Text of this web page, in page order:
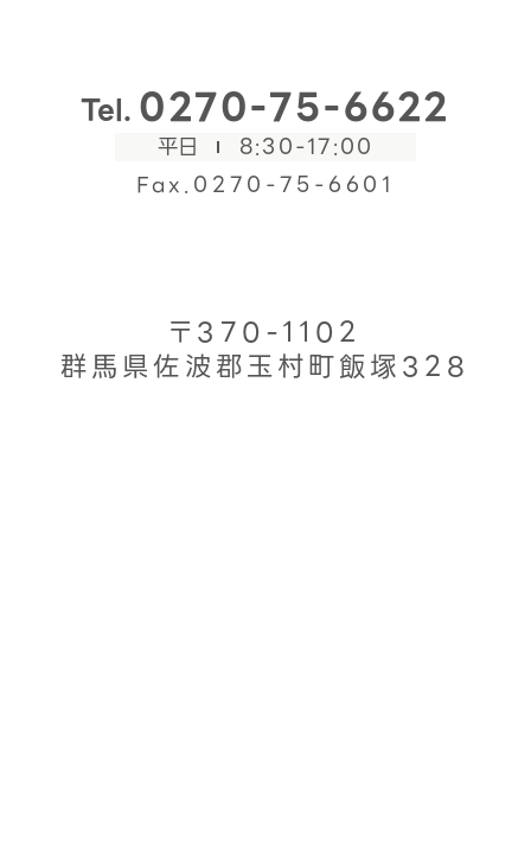
Tel. 0270-75-6622
平日
8:30-17:00
Fax.0270-75-6601
〒370-1102
群馬県佐波郡玉村町飯塚328